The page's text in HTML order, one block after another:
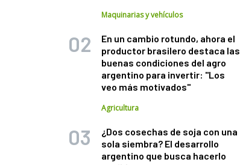
Maquinarias y vehículos
En un cambio rotundo, ahora el
productor brasilero destaca las
buenas condiciones del agro
argentino para invertir: "Los
veo más motivados"
Agricultura
¿Dos cosechas de soja con una
sola siembra? El desarrollo
argentino que busca hacerlo